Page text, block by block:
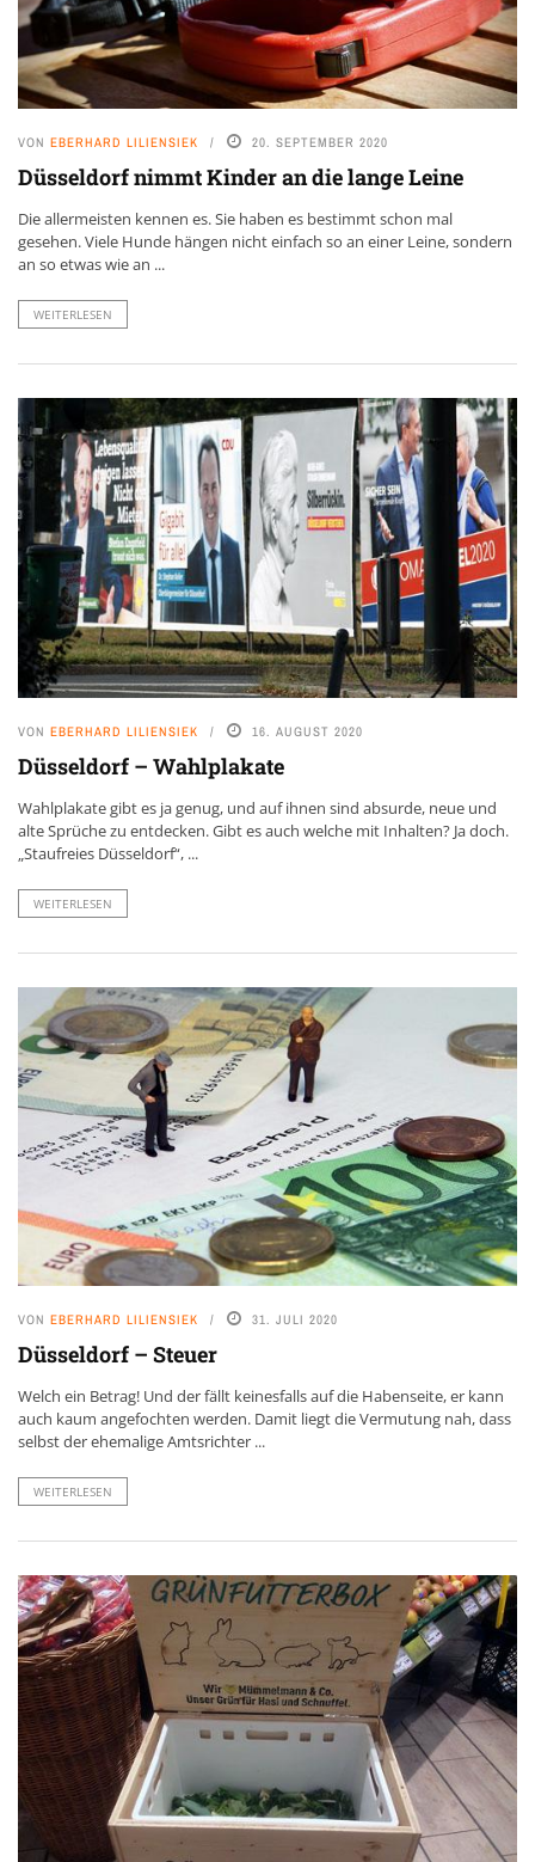
VON EBERHARD LILIENSIEK 20. SEPTEMBER 2020
Düsseldorf nimmt Kinder an die lange Leine
Die allermeisten kennen es. Sie haben es bestimmt schon mal
gesehen. Viele Hunde hängen nicht einfach so an einer Leine, sondern
an so etwas wie an ...
WEITERLESEN
VON EBERHARD LILIENSIEK 16. AUGUST 2020
Düsseldorf – Wahlplakate
Wahlplakate gibt es ja genug, und auf ihnen sind absurde, neue und
alte Sprüche zu entdecken. Gibt es auch welche mit Inhalten? Ja doch.
„Staufreies Düsseldorf“, ...
WEITERLESEN
VON EBERHARD LILIENSIEK 31. JULI 2020
Düsseldorf – Steuer
Welch ein Betrag! Und der fällt keinesfalls auf die Habenseite, er kann
auch kaum angefochten werden. Damit liegt die Vermutung nah, dass
selbst der ehemalige Amtsrichter ...
WEITERLESEN